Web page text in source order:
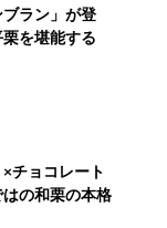
ラン」が登
を堪能する
×チョコレート
の和栗の本格